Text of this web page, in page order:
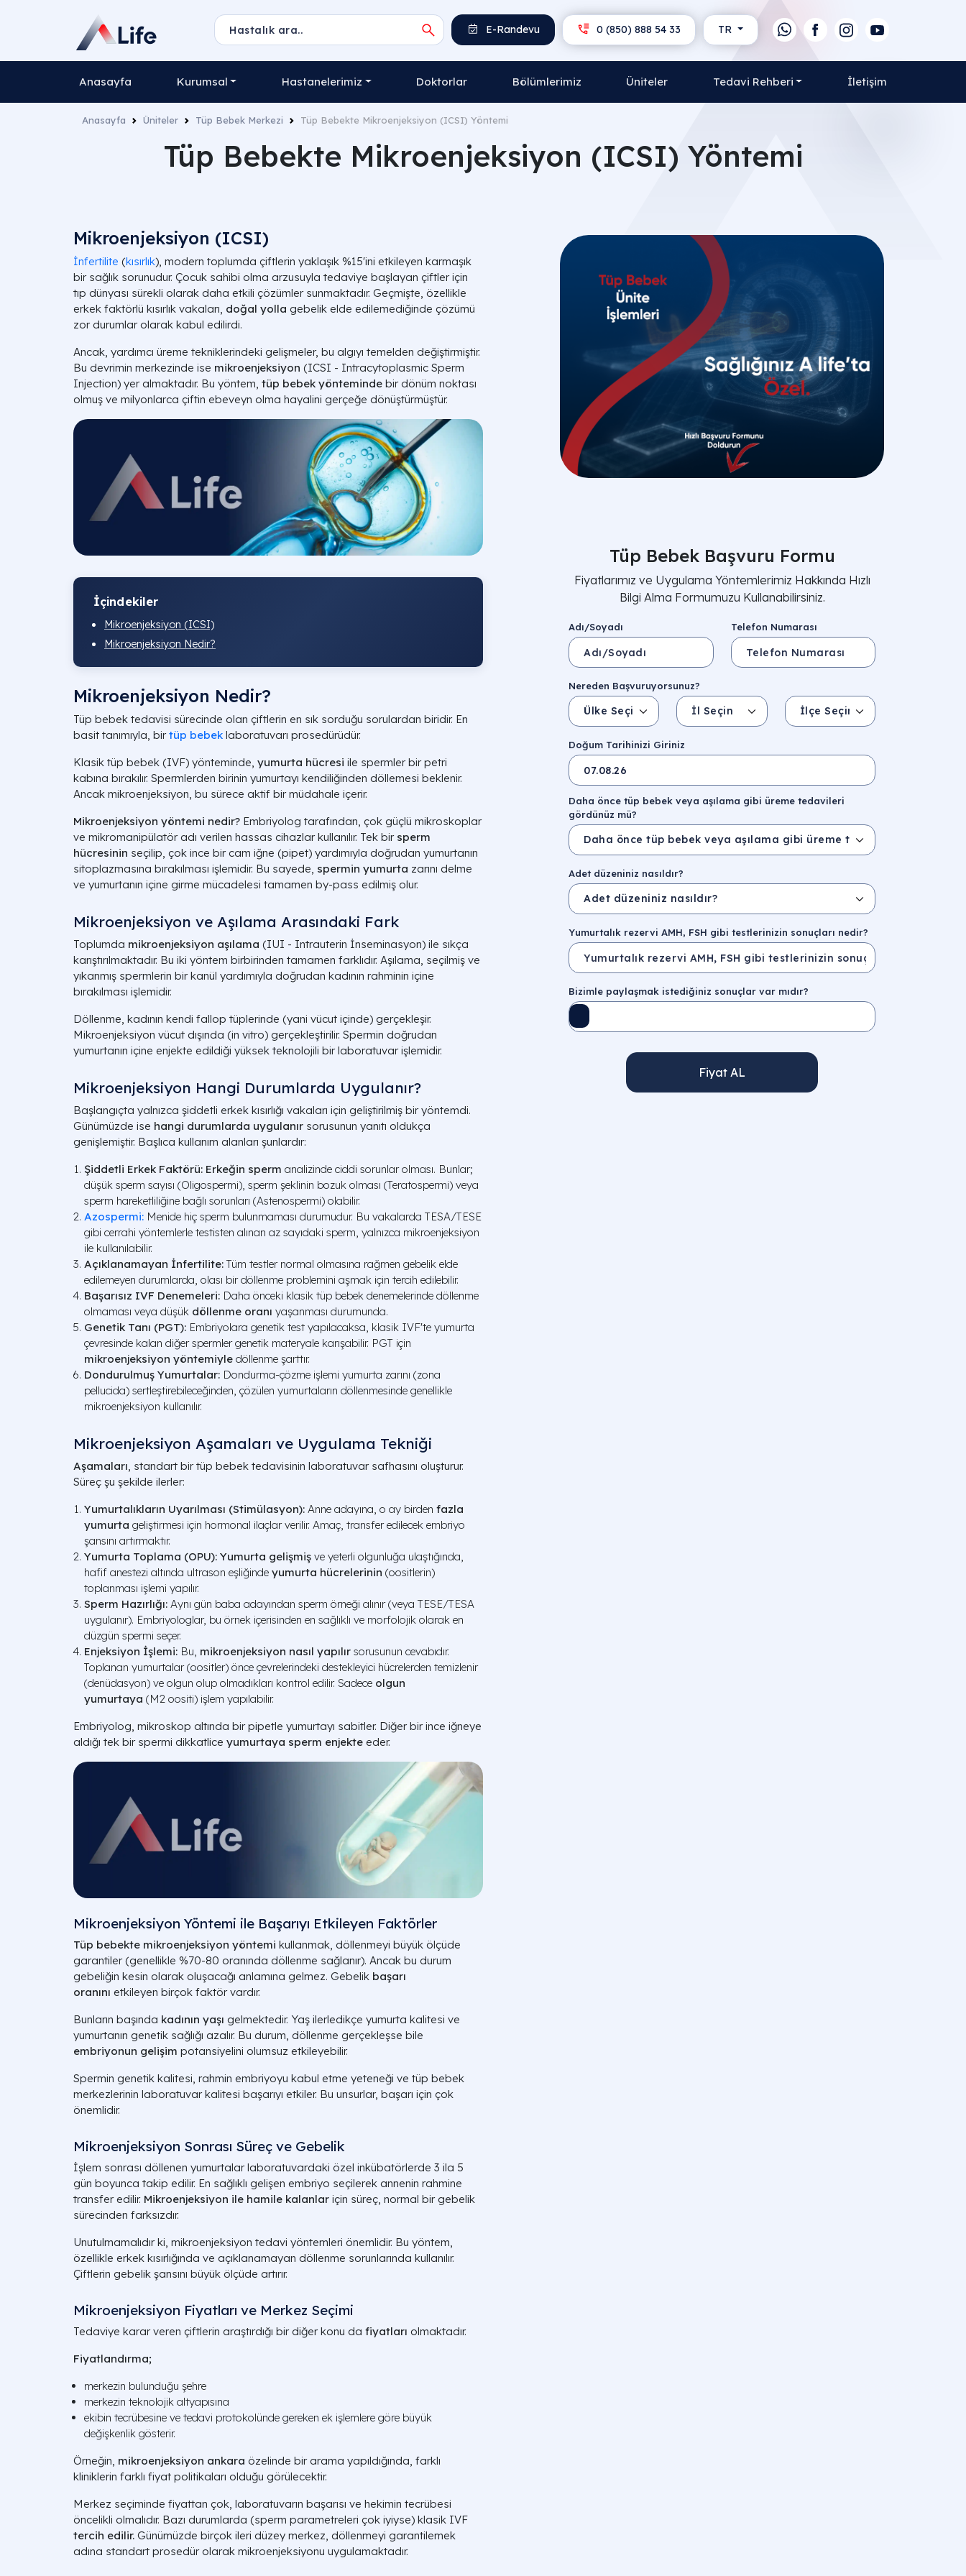
TR
0 (850) 888 54 33
E-Randevu
Anasayfa Kurumsal Hastanelerimiz Doktorlar Bölümlerimiz Üniteler Tedavi Rehberi İletişim
Anasayfa Üniteler Tüp Bebek Merkezi Tüp Bebekte Mikroenjeksiyon (ICSI) Yöntemi
Tüp Bebekte Mikroenjeksiyon (ICSI) Yöntemi
Mikroenjeksiyon (ICSI)
İnfertilite (kısırlık), modern toplumda çiftlerin yaklaşık %15'ini etkileyen karmaşık
bir sağlık sorunudur. Çocuk sahibi olma arzusuyla tedaviye başlayan çiftler için
tıp dünyası sürekli olarak daha etkili çözümler sunmaktadır. Geçmişte, özellikle
erkek faktörlü kısırlık vakaları, doğal yolla gebelik elde edilemediğinde çözümü
zor durumlar olarak kabul edilirdi.
Ancak, yardımcı üreme tekniklerindeki gelişmeler, bu algıyı temelden değiştirmiştir.
Bu devrimin merkezinde ise mikroenjeksiyon (ICSI - Intracytoplasmic Sperm
Injection) yer almaktadır. Bu yöntem, tüp bebek yönteminde bir dönüm noktası
olmuş ve milyonlarca çiftin ebeveyn olma hayalini gerçeğe dönüştürmüştür.
İçindekiler
Mikroenjeksiyon (ICSI)
Mikroenjeksiyon Nedir?
Mikroenjeksiyon Nedir?
Tüp bebek tedavisi sürecinde olan çiftlerin en sık sorduğu sorulardan biridir. En
basit tanımıyla, birtüp bebek laboratuvarı prosedürüdür.
Klasik tüp bebek (IVF) yönteminde, yumurta hücresi ile spermler bir petri
kabına bırakılır. Spermlerden birinin yumurtayı kendiliğinden döllemesi beklenir.
Ancak mikroenjeksiyon, bu sürece aktif bir müdahale içerir.
Mikroenjeksiyon yöntemi nedir? Embriyolog tarafından, çok güçlü mikroskoplar
ve mikromanipülatör adı verilen hassas cihazlar kullanılır. Tek bir sperm
hücresinin seçilip, çok ince bir cam iğne (pipet) yardımıyla doğrudan yumurtanın
sitoplazmasına bırakılması işlemidir. Bu sayede, spermin yumurta zarını delme
ve yumurtanın içine girme mücadelesi tamamen by-pass edilmiş olur.
Mikroenjeksiyon ve Aşılama Arasındaki Fark
Toplumda mikroenjeksiyon aşılama (IUI - Intrauterin İnseminasyon) ile sıkça
karıştırılmaktadır. Bu iki yöntem birbirinden tamamen farklıdır. Aşılama, seçilmiş ve
yıkanmış spermlerin bir kanül yardımıyla doğrudan kadının rahminin içine
bırakılması işlemidir.
Döllenme, kadının kendi fallop tüplerinde (yani vücut içinde) gerçekleşir.
Mikroenjeksiyon vücut dışında (in vitro) gerçekleştirilir. Spermin doğrudan
yumurtanın içine enjekte edildiği yüksek teknolojili bir laboratuvar işlemidir.
Mikroenjeksiyon Hangi Durumlarda Uygulanır?
Başlangıçta yalnızca şiddetli erkek kısırlığı vakaları için geliştirilmiş bir yöntemdi.
Günümüzde ise hangi durumlarda uygulanır sorusunun yanıtı oldukça
genişlemiştir. Başlıca kullanım alanları şunlardır:
Şiddetli Erkek Faktörü: Erkeğin sperm analizinde ciddi sorunlar olması. Bunlar;
düşük sperm sayısı (Oligospermi), sperm şeklinin bozuk olması (Teratospermi) veya
sperm hareketliliğine bağlı sorunları (Astenospermi) olabilir.
Azospermi: Menide hiç sperm bulunmaması durumudur. Bu vakalarda TESA/TESE
gibi cerrahi yöntemlerle testisten alınan az sayıdaki sperm, yalnızca mikroenjeksiyon
ile kullanılabilir.
Açıklanamayan İnfertilite: Tüm testler normal olmasına rağmen gebelik elde
edilemeyen durumlarda, olası bir döllenme problemini aşmak için tercih edilebilir.
Başarısız IVF Denemeleri: Daha önceki klasik tüp bebek denemelerinde döllenme
olmaması veya düşük döllenme oranı yaşanması durumunda.
Genetik Tanı (PGT): Embriyolara genetik test yapılacaksa, klasik IVF'te yumurta
çevresinde kalan diğer spermler genetik materyale karışabilir. PGT için
mikroenjeksiyon yöntemiyle döllenme şarttır.
Dondurulmuş Yumurtalar: Dondurma-çözme işlemi yumurta zarını (zona
pellucida) sertleştirebileceğinden, çözülen yumurtaların döllenmesinde genellikle
mikroenjeksiyon kullanılır.
Mikroenjeksiyon Aşamaları ve Uygulama Tekniği
Aşamaları, standart bir tüp bebek tedavisinin laboratuvar safhasını oluşturur.
Süreç şu şekilde ilerler:
Yumurtalıkların Uyarılması (Stimülasyon): Anne adayına, o ay birden fazla
yumurta geliştirmesi için hormonal ilaçlar verilir. Amaç, transfer edilecek embriyo
şansını artırmaktır.
Yumurta Toplama (OPU): Yumurta gelişmiş ve yeterli olgunluğa ulaştığında,
hafif anestezi altında ultrason eşliğinde yumurta hücrelerinin (oositlerin)
toplanması işlemi yapılır.
Sperm Hazırlığı: Aynı gün baba adayından sperm örneği alınır (veya TESE/TESA
uygulanır). Embriyologlar, bu örnek içerisinden en sağlıklı ve morfolojik olarak en
düzgün spermi seçer.
Enjeksiyon İşlemi: Bu, mikroenjeksiyon nasıl yapılır sorusunun cevabıdır.
Toplanan yumurtalar (oositler) önce çevrelerindeki destekleyici hücrelerden temizlenir
(denüdasyon) ve olgun olup olmadıkları kontrol edilir. Sadece olgun
yumurtaya (M2 oositi) işlem yapılabilir.
Embriyolog, mikroskop altında bir pipetle yumurtayı sabitler. Diğer bir ince iğneye
aldığı tek bir spermi dikkatlice yumurtaya sperm enjekte eder.
Mikroenjeksiyon Yöntemi ile Başarıyı Etkileyen Faktörler
Tüp bebekte mikroenjeksiyon yöntemi kullanmak, döllenmeyi büyük ölçüde
garantiler (genellikle %70-80 oranında döllenme sağlanır). Ancak bu durum
gebeliğin kesin olarak oluşacağı anlamına gelmez. Gebelik başarı
oranını etkileyen birçok faktör vardır.
Bunların başında kadının yaşı gelmektedir. Yaş ilerledikçe yumurta kalitesi ve
yumurtanın genetik sağlığı azalır. Bu durum, döllenme gerçekleşse bile
embriyonun gelişim potansiyelini olumsuz etkileyebilir.
Spermin genetik kalitesi, rahmin embriyoyu kabul etme yeteneği ve tüp bebek
merkezlerinin laboratuvar kalitesi başarıyı etkiler. Bu unsurlar, başarı için çok
önemlidir.
Mikroenjeksiyon Sonrası Süreç ve Gebelik
İşlem sonrası döllenen yumurtalar laboratuvardaki özel inkübatörlerde 3 ila 5
gün boyunca takip edilir. En sağlıklı gelişen embriyo seçilerek annenin rahmine
transfer edilir. Mikroenjeksiyon ile hamile kalanlar için süreç, normal bir gebelik
sürecinden farksızdır.
Unutulmamalıdır ki, mikroenjeksiyon tedavi yöntemleri önemlidir. Bu yöntem,
özellikle erkek kısırlığında ve açıklanamayan döllenme sorunlarında kullanılır.
Çiftlerin gebelik şansını büyük ölçüde artırır.
Mikroenjeksiyon Fiyatları ve Merkez Seçimi
Tedaviye karar veren çiftlerin araştırdığı bir diğer konu da fiyatları olmaktadır.
Fiyatlandırma;
merkezin bulunduğu şehre
merkezin teknolojik altyapısına
ekibin tecrübesine ve tedavi protokolünde gereken ek işlemlere göre büyük
değişkenlik gösterir.
Örneğin, mikroenjeksiyon ankara özelinde bir arama yapıldığında, farklı
kliniklerin farklı fiyat politikaları olduğu görülecektir.
Merkez seçiminde fiyattan çok, laboratuvarın başarısı ve hekimin tecrübesi
öncelikli olmalıdır. Bazı durumlarda (sperm parametreleri çok iyiyse) klasik IVF
tercih edilir. Günümüzde birçok ileri düzey merkez, döllenmeyi garantilemek
adına standart prosedür olarak mikroenjeksiyonu uygulamaktadır.
Tüp Bebek Başvuru Formu
Fiyatlarımız ve Uygulama Yöntemlerimiz Hakkında Hızlı
Bilgi Alma Formumuzu Kullanabilirsiniz.
Adı/Soyadı Telefon Numarası
Nereden Başvuruyorsunuz?
Ülke Seçin
İl Seçin İlçe Seçin
Doğum Tarihinizi Giriniz
Daha önce tüp bebek veya aşılama gibi üreme tedavileri
gördünüz mü?
Adet düzeniniz nasıldır?
Yumurtalık rezervi AMH, FSH gibi testlerinizin sonuçları nedir?
Bizimle paylaşmak istediğiniz sonuçlar var mıdır?
Fiyat AL